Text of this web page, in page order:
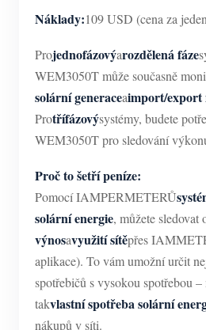
Náklady:109 USD (cena za jeden
Projednofázovýarozdělená fáze
WEM3050T může současně
solární generaceaimport/
Protřífázovýsystémy, budete
WEM3050T pro sledování
Proč to šetří peníze:
Pomocí IAMPERMETERŮ
solární energie, můžete sledovat
výnosavyužití sítěpřes
aplikace). To vám umožní určit
spotřebičů s vysokou spotřebou
takvlastní spotřeba solární
nákupů v síti.